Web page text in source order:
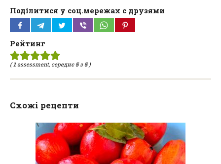
Поділитися у соц.мережах с друзями
Рейтинг
(1assessment, середнє5з 5)
Схожі рецепти